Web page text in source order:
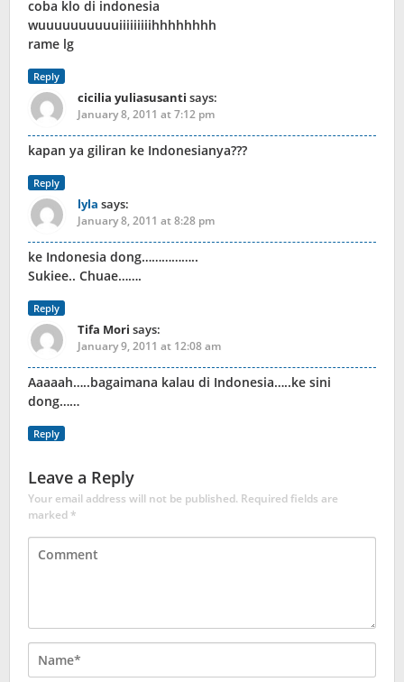
coba klo di indonesia
wuuuuuuuuuuiiiiiiiiihhhhhhhh
rame lg
Reply
cicilia yuliasusanti says:
January 8, 2011 at 7:12 pm
kapan ya giliran ke Indonesianya???
Reply
lyla says:
January 8, 2011 at 8:28 pm
ke Indonesia dong……………..
Sukiee.. Chuae…….
Reply
Tifa Mori says:
January 9, 2011 at 12:08 am
Aaaaah…..bagaimana kalau di Indonesia…..ke sini
dong……
Reply
Leave a Reply
Your email address will not be published. Required fields are
marked*